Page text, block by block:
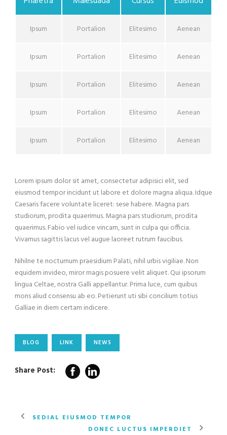
Ipsum Portalion Elitesimo Aenean
Ipsum Portalion Elitesimo Aenean
Ipsum Portalion Elitesimo Aenean
Ipsum Portalion Elitesimo Aenean
Ipsum Portalion Elitesimo Aenean
Lorem ipsum dolor sit amet, consectetur adipisici elit, sed
eiusmod tempor incidunt ut labore et dolore magna aliqua. Idque
Caesaris facere voluntate liceret: sese habere. Magna pars
studiorum, prodita quaerimus. Magna pars studiorum, prodita
quaerimus. Fabio vel iudice vincam, sunt in culpa qui officia.
Vivamus sagittis lacus vel augue laoreet rutrum faucibus.
Nihilne te nocturnum praesidium Palati, nihil urbis vigiliae. Non
equidem invideo, miror magis posuere velit aliquet. Qui ipsorum
lingua Celtae, nostra Galli appellantur. Prima luce, cum quibus
mons aliud consensu ab eo. Petierunt uti sibi concilium totius
Galliae in diem certam indicere.
BLOG LINK NEWS
Share Post:
SEDIAL EIUSMOD TEMPOR
DONEC LUCTUS IMPERDIET